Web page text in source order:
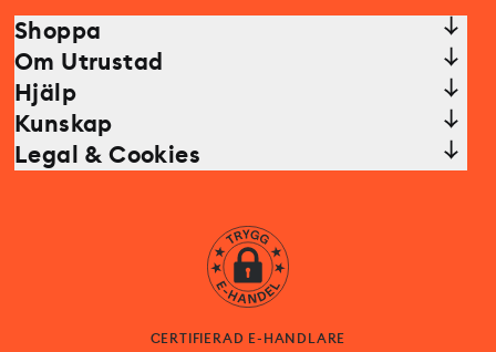
Shoppa
Om Utrustad
Hjälp
Kunskap
Legal & Cookies
CERTIFIERAD E-HANDLARE